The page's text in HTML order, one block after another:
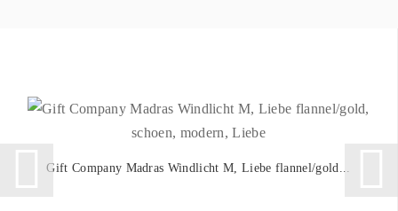
Gift Company Madras Windlicht M, Liebe flannel/gold...